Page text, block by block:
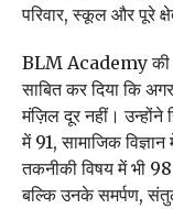
परिवार, स्कूल और पूरे
BLM Academy की
साबित कर दिया कि
मंज़िल दूर नहीं। उन्होंने
में 91, सामाजिक
तकनीकी विषय में भी
बल्कि उनके समर्पण,